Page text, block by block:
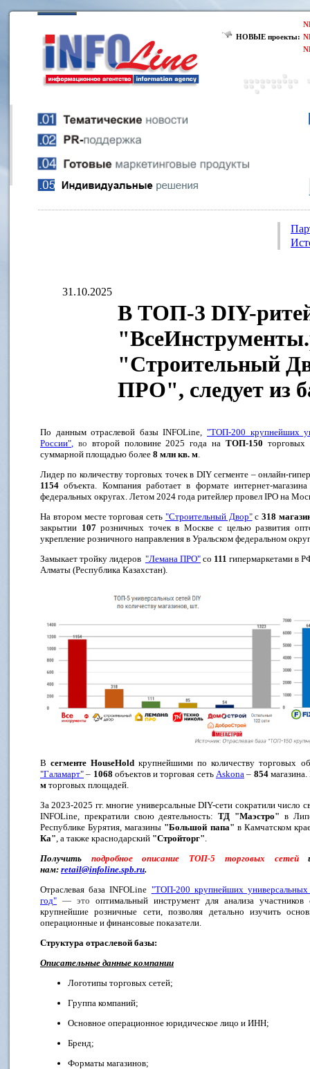
НОВЫЕ проекты:
31.10.2025
В ТОП-3 DIY-
"Строительный
ПРО", следует из
По данным отраслевой базы INFOLine,"ТОП-200 крупнейших
России", во второй половине 2025 года наТОП-150 торговых
суммарной площадью более 8 млн кв. м.
Лидер по количеству торговых точек в DIY сегменте – онлайн-
1154 объекта. Компания работает в формате интернет-
федеральных округах. Летом 2024 года ритейлер провел IPO на
На втором месте торговая сеть "Строительный Двор"с 318
закрытии 107розничных точек в Москве с целью развития
укрепление розничного направления в Уральском федеральном
Замыкает тройку лидеров "Лемана ПРО" со 111 гипермаркетами в
Алматы (Республика Казахстан).
ВсегментеHouseHold крупнейшими по количеству торговых
"Галамарт" – 1068 объектов и торговая сеть Askona– 854
м торговых площадей.
За 2023-2025 гг. многие универсальные DIY-сети сократили число
INFOLine, прекратили свою деятельность:ТД "Маэстро" в
Республике Бурятия, магазины "Большой папа" в Камчатском
Ка", а также краснодарский "Стройторг".
Получить подробное описание ТОП-5 торговых сетей
нам: retail@infoline.spb.ru.
Отраслевая база INFOLine "ТОП-200 крупнейших
год" — это оптимальный инструмент для анализа
крупнейшие розничные сети, позволяя детально изучить
операционные и финансовые показатели.
Структура отраслевой базы:
Описательные данные компании
Логотипы торговых сетей;
Группа компаний;
Основное операционное юридическое лицо и ИНН;
Бренд;
Форматы магазинов;